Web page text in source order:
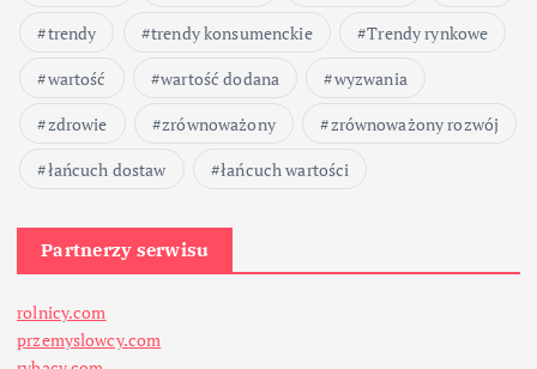
trendy
trendy konsumenckie
Trendy rynkowe
wartość
wartość dodana
wyzwania
zdrowie
zrównoważony
zrównoważony rozwój
łańcuch dostaw
łańcuch wartości
Partnerzy serwisu
rolnicy.com
przemyslowcy.com